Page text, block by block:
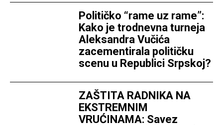
Političko “rame uz rame”:
Kako je trodnevna turneja
Aleksandra Vučića
zacementirala političku
scenu u Republici Srpskoj?
ZAŠTITA RADNIKA NA
EKSTREMNIM
VRUĆINAMA: Savez